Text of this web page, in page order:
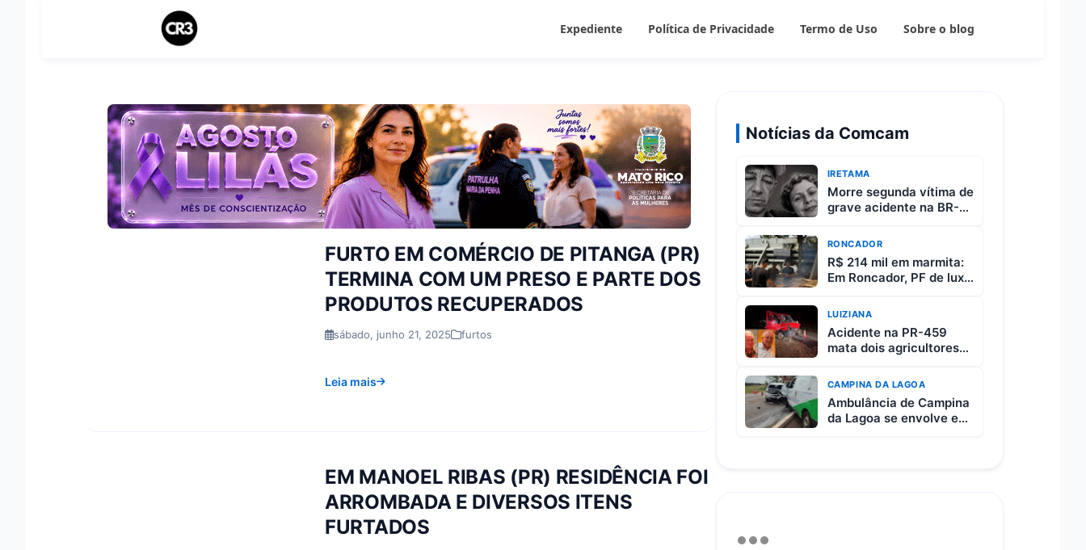
Expediente Política de Privacidade Termo de Uso Sobre o blog
FURTO EM COMÉRCIO DE PITANGA (PR)
TERMINA COM UM PRESO E PARTE DOS
PRODUTOS RECUPERADOS
sábado, junho 21, 2025 furtos
Leia mais
EM MANOEL RIBAS (PR) RESIDÊNCIA FOI
ARROMBADA E DIVERSOS ITENS
FURTADOS
Notícias da Comcam
IRETAMA
Morre segunda vítima de
grave acidente na BR-
Luiziana
RONCADOR
R$ 214 mil em marmita:
Em Roncador, PF de luxo
3 carnes
LUIZIANA
Acidente na PR-459
mata dois agricultores
picape e caminhão
CAMPINA DA LAGOA
Ambulância de Campina
da Lagoa se envolve em